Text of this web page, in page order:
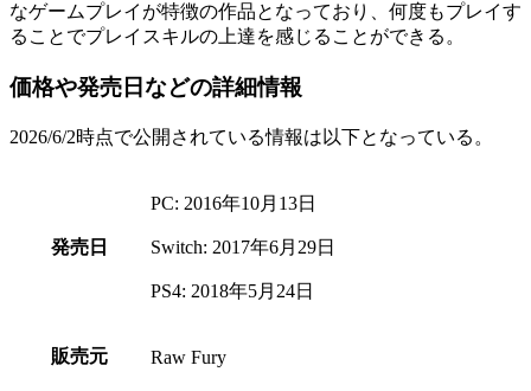
なゲームプレイが特徴の作品となっており、何度もプレイす
ることでプレイスキルの上達を感じることができる。
価格や発売日などの詳細情報
2026/6/2時点で公開されている情報は以下となっている。
発売日
PC: 2016年10月13日
Switch: 2017年6月29日
PS4: 2018年5月24日
販売元 Raw Fury